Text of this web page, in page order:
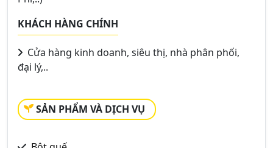
KHÁCH HÀNG CHÍNH
Cửa hàng kinh doanh, siêu thị, nhà phân phối,
đại lý,..
SẢN PHẨM VÀ DỊCH VỤ